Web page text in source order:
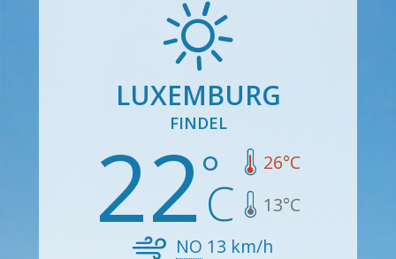
LUXEMBURG
FINDEL
22 26°C
13°C
NO 13 km/h